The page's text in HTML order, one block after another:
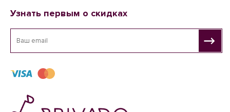
Узнать первым о скидках